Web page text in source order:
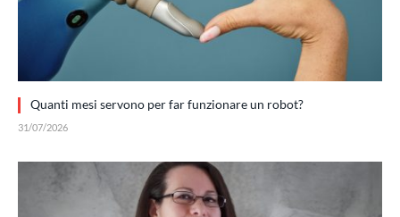
Quanti mesi servono per far funzionare un robot?
31/07/2026